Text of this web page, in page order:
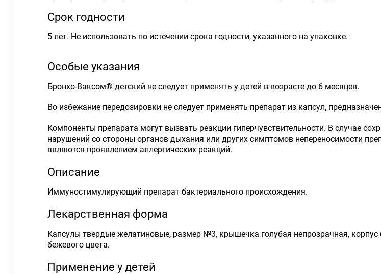
Срок годности
5 лет. Не использовать по истечении срока годности, указанного на упаковке.
Особые указания
Бронхо-Ваксом® детский не следует применять у детей в возрасте до 6 месяцев.
Во избежание передозировки не следует применять препарат из капсул,
Компоненты препарата могут вызвать реакции гиперчувствительности. В случае
нарушений со стороны органов дыхания или других симптомов непереносимости
являются проявлением аллергических реакций.
Описание
Иммуностимулирующий препарат бактериального происхождения.
Лекарственная форма
Капсулы твердые желатиновые, размер №3, крышечка голубая непрозрачная,
бежевого цвета.
Применение у детей